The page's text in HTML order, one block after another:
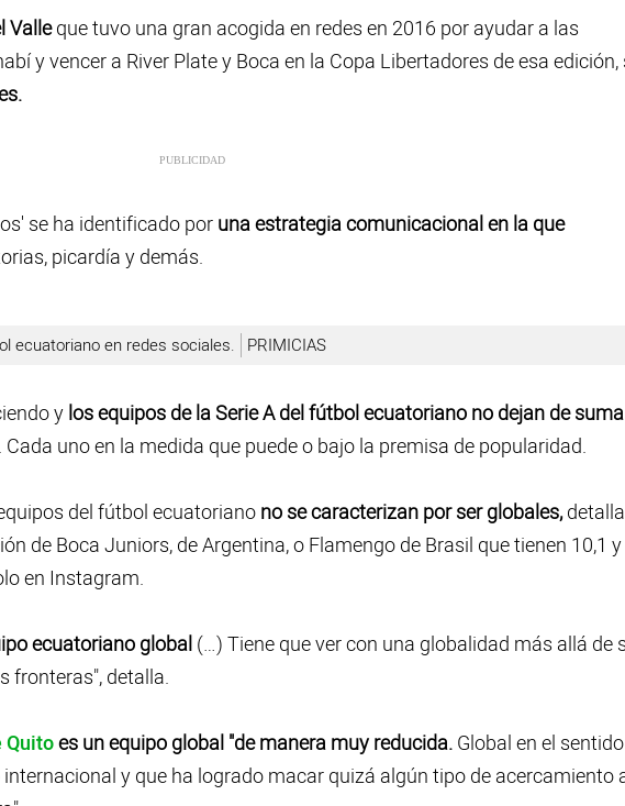
Valleque tuvo una gran acogida en redes en 2016 por ayudar a las
y vencer a River Plate y Boca en la Copa Libertadores de esa edición,
se ha identificado poruna estrategia comunicacional en la que
picardía y demás.
ecuatoriano en redes sociales. PRIMICIAS
ylos equipos de la Serie A del fútbol ecuatoriano no dejan de
. Cada uno en la medida que puede o bajo la premisa de popularidad.
del fútbol ecuatorianono se caracterizan por ser globales,detalla
de Boca Juniors, de Argentina, o Flamengo de Brasil que tienen 10,1 y
en Instagram.
ecuatoriano global(…) Tiene que ver con una globalidad más allá de
fronteras", detalla.
Quitoes un equipo global "de manera muy reducida.Global en el sentido
y que ha logrado macar quizá algún tipo de acercamiento